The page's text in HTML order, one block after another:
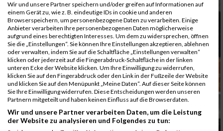
Wir und unsere Partner speichern und/oder greifen auf Informationen auf
einem Gerät zu, wie z. B. eindeutige IDs in cookie und anderen
Browserspeichern, um personenbezogene Daten zu verarbeiten. Einige
Anbieter verarbeiten Ihre personenbezogenen Daten möglicherweise
aufgrund eines berechtigten Interesses. Um dem zu widersprechen, öffnen
Sie die „Einstellungen“. Sie können Ihre Einstellungen akzeptieren, ablehnen
oder verwalten, indem Sie auf die Schaltfläche „Einstellungen verwalten“
klicken oder jederzeit auf die Fingerabdruck-Schaltfläche in der linken
unteren Ecke der Website klicken. Um Ihre Einwilligung zu widerrufen,
klicken Sie auf den Fingerabdruck oder den Link in der Fußzeile der Website
und klicken Sie auf den Menüpunkt „Meine Daten“. Auf dieser Seite können
Sie Ihre Einwilligung widerrufen. Diese Entscheidungen werden unseren
Partnern mitgeteilt und haben keinen Einfluss auf die Browserdaten.
Wir und unsere Partner verarbeiten Daten, um die Leistung
der Website zu analysieren und Folgendes zu tun: